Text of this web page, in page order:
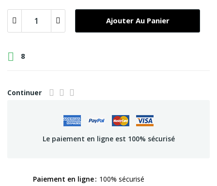
Ajouter Au Panier
 8
Continuer
Le paiement en ligne est 100% sécurisé
Paiement en ligne 100% sécurisé